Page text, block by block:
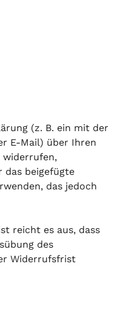
(z. B. ein mit der
E-Mail) über Ihren
widerrufen,
das beigefügte
das jedoch
reicht es aus, dass
des
Widerrufsfrist